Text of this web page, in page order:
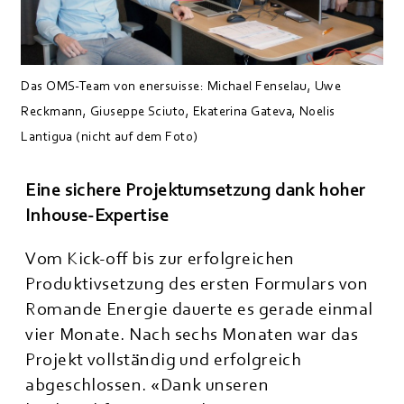
Das OMS-Team von enersuisse: Michael Fenselau, Uwe
Reckmann, Giuseppe Sciuto, Ekaterina Gateva, Noelis
Lantigua (nicht auf dem Foto)
Eine sichere Projektumsetzung dank hoher
Inhouse-Expertise
Vom Kick-off bis zur erfolgreichen
Produktivsetzung des ersten Formulars von
Romande Energie dauerte es gerade einmal
vier Monate. Nach sechs Monaten war das
Projekt vollständig und erfolgreich
abgeschlossen. «Dank unseren